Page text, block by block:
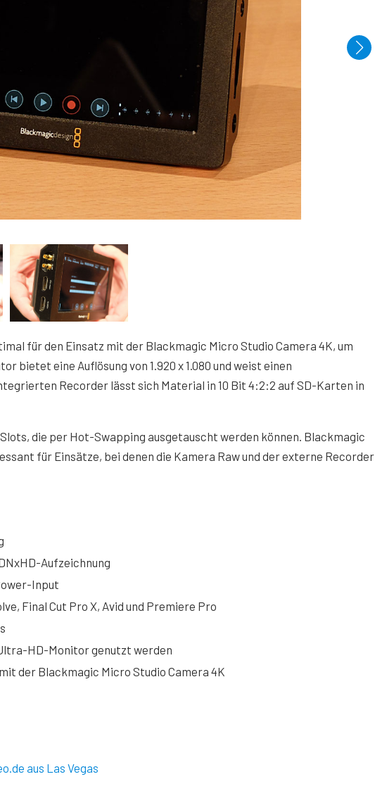
für den Einsatz mit der Blackmagic Micro Studio Camera 4K, um
bietet eine Auflösung von 1.920 x 1.080 und weist einen
Recorder lässt sich Material in 10 Bit 4:2:2 auf SD-Karten in
die per Hot-Swapping ausgetauscht werden können. Blackmagic
für Einsätze, bei denen die Kamera Raw und der externe Recorder
Aufzeichnung
Input
Final Cut Pro X, Avid und Premiere Pro
HD-Monitor genutzt werden
der Blackmagic Micro Studio Camera 4K
aus Las Vegas